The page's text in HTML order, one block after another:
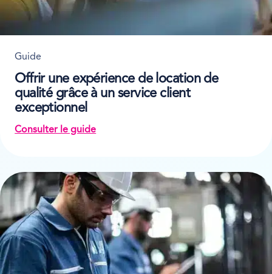
Guide
Offrir une expérience de location de
qualité grâce à un service client
exceptionnel
Consulter le guide
on Offrir une expérience de location de qualité